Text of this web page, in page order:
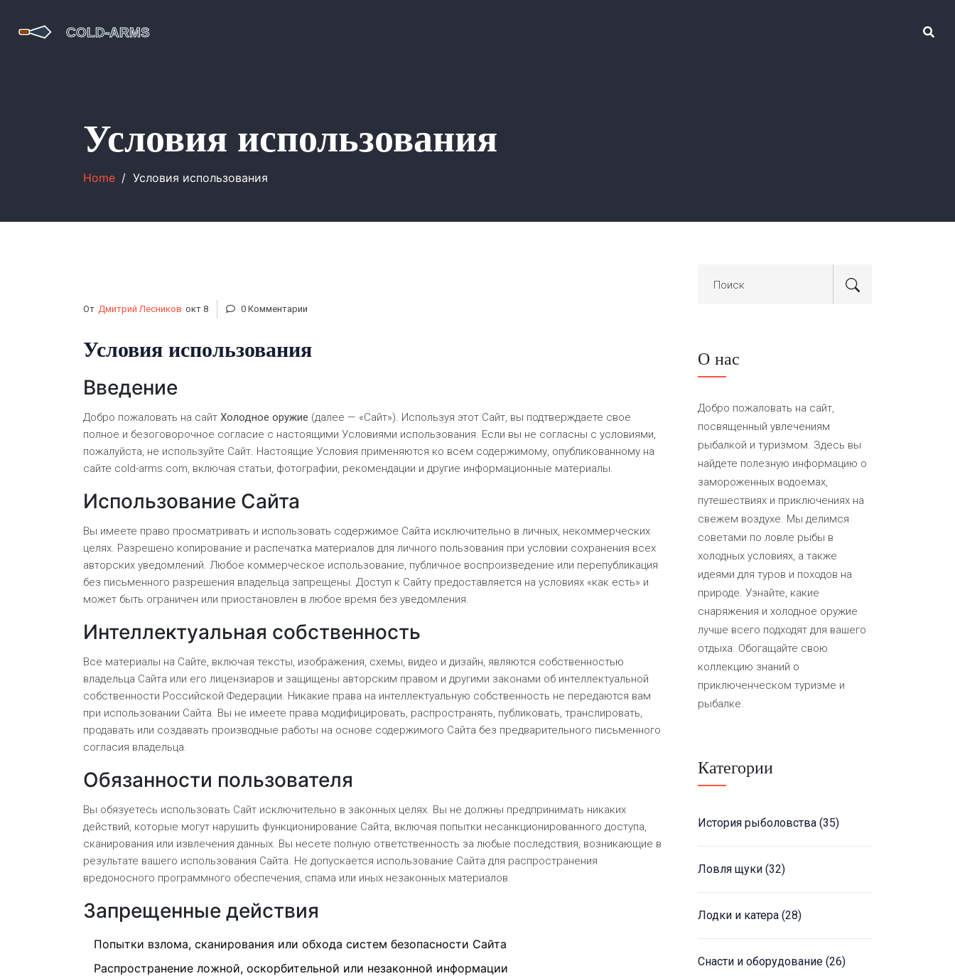
Условия использования
Home Условия использования
От Дмитрий Лесников окт 8 0 Комментарии
Условия использования
Введение
Добро пожаловать на сайт Холодное оружие (далее — «Сайт»). Используя этот Сайт, вы подтверждаете свое
полное и безоговорочное согласие с настоящими Условиями использования. Если вы не согласны с условиями,
пожалуйста, не используйте Сайт. Настоящие Условия применяются ко всем содержимому, опубликованному на
сайте cold-arms.com, включая статьи, фотографии, рекомендации и другие информационные материалы.
Использование Сайта
Вы имеете право просматривать и использовать содержимое Сайта исключительно в личных, некоммерческих
целях. Разрешено копирование и распечатка материалов для личного пользования при условии сохранения всех
авторских уведомлений. Любое коммерческое использование, публичное воспроизведение или перепубликация
без письменного разрешения владельца запрещены. Доступ к Сайту предоставляется на условиях «как есть» и
может быть ограничен или приостановлен в любое время без уведомления.
Интеллектуальная собственность
Все материалы на Сайте, включая тексты, изображения, схемы, видео и дизайн, являются собственностью
владельца Сайта или его лицензиаров и защищены авторским правом и другими законами об интеллектуальной
собственности Российской Федерации. Никакие права на интеллектуальную собственность не передаются вам
при использовании Сайта. Вы не имеете права модифицировать, распространять, публиковать, транслировать,
продавать или создавать производные работы на основе содержимого Сайта без предварительного письменного
согласия владельца.
Обязанности пользователя
Вы обязуетесь использовать Сайт исключительно в законных целях. Вы не должны предпринимать никаких
действий, которые могут нарушить функционирование Сайта, включая попытки несанкционированного доступа,
сканирования или извлечения данных. Вы несете полную ответственность за любые последствия, возникающие в
результате вашего использования Сайта. Не допускается использование Сайта для распространения
вредоносного программного обеспечения, спама или иных незаконных материалов.
Запрещенные действия
Попытки взлома, сканирования или обхода систем безопасности Сайта
Распространение ложной, оскорбительной или незаконной информации
О нас
Добро пожаловать на сайт,
посвященный увлечениям
рыбалкой и туризмом. Здесь вы
найдете полезную информацию о
замороженных водоемах,
путешествиях и приключениях на
свежем воздухе. Мы делимся
советами по ловле рыбы в
холодных условиях, а также
идеями для туров и походов на
природе. Узнайте, какие
снаряжения и холодное оружие
лучше всего подходят для вашего
отдыха. Обогащайте свою
коллекцию знаний о
приключенческом туризме и
рыбалке.
Категории
История рыболовства (35)
Ловля щуки (32)
Лодки и катера (28)
Снасти и оборудование (26)